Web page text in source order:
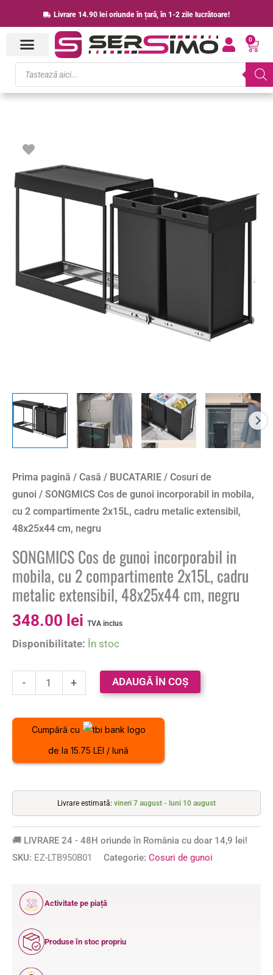
to
content
Livrare 14.90 lei oriunde în țară, în 1-2 zile lucrătoare!
0
Cart
Products
search
Prima pagină / Casă / BUCATARIE / Cosuri de
gunoi / SONGMICS Cos de gunoi incorporabil in mobila,
cu 2 compartimente 2x15L, cadru metalic extensibil,
48x25x44 cm, negru
SONGMICS Cos de gunoi incorporabil in
mobila, cu 2 compartimente 2x15L, cadru
metalic extensibil, 48x25x44 cm, negru
348.00 lei TVA inclus
Disponibilitate: În stoc
-
SONGMICS
Cos
de
cu
48x25x44
negru
+ ADAUGĂ ÎN COȘ
Cumpără cu
de la 15.75 LEI / lună
Livrare estimată: vineri 7 august - luni 10 august
🚚 LIVRARE 24 - 48H oriunde în România cu doar 14,9 lei!
SKU: EZ-LTB950B01 Categorie: Cosuri de gunoi
12
ANI
Activitate pe piață
Produse în stoc propriu